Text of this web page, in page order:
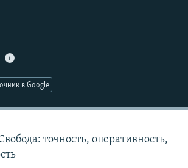
РАССЫЛКУ
в Google
точность, оперативность,